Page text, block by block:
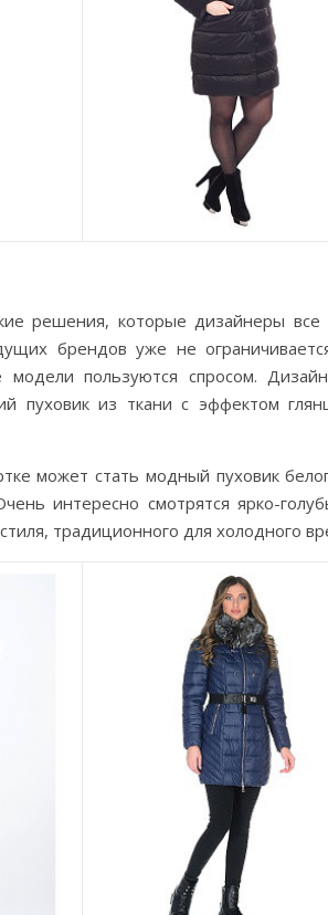
решения, которые дизайнеры
брендов уже не
модели пользуются спросом.
из ткани с эффектом
может стать модный пуховик
интересно смотрятся ярко-
традиционного для холодного